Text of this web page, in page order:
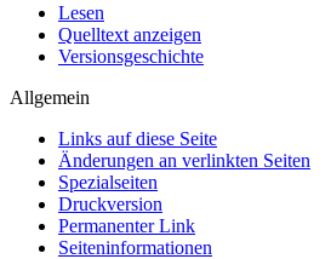
Lesen
Quelltext anzeigen
Versionsgeschichte
Allgemein
Links auf diese Seite
Änderungen an verlinkten Seiten
Spezialseiten
Druckversion
Permanenter Link
Seiten­­informationen